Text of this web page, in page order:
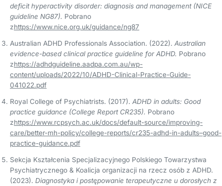
deficit hyperactivity disorder: diagnosis and management (NICE
guideline NG87). Pobrano
zhttps://www.nice.org.uk/guidance/ng87
Australian ADHD Professionals Association. (2022). Australian
evidence-based clinical practice guideline for ADHD. Pobrano
zhttps://adhdguideline.aadpa.com.au/wp-
content/uploads/2022/10/ADHD-Clinical-Practice-Guide-
041022.pdf
Royal College of Psychiatrists. (2017). ADHD in adults: Good
practice guidance (College Report CR235). Pobrano
zhttps://www.rcpsych.ac.uk/docs/default-source/improving-
care/better-mh-policy/college-reports/cr235-adhd-in-adults–good-
practice-guidance.pdf
Sekcja Kształcenia Specjalizacyjnego Polskiego Towarzystwa
Psychiatrycznego & Koalicja organizacji na rzecz osób z ADHD.
(2023). Diagnostyka i postępowanie terapeutyczne u dorosłych z